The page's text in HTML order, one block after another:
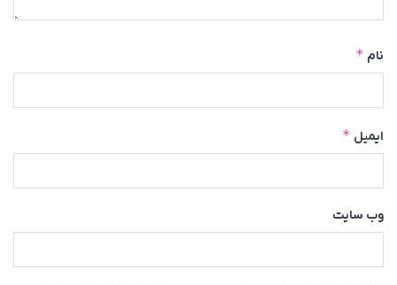
نام *
ایمیل *
وب‌ سایت